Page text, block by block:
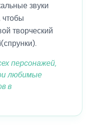
звуки
чтобы
творческий
персонажей,
любимые
в